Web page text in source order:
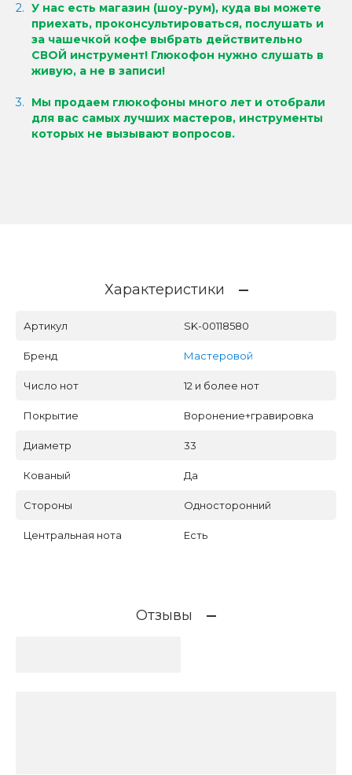
У нас есть магазин (шоу-рум), куда вы можете
приехать, проконсультироваться, послушать и
за чашечкой кофе выбрать действительно
СВОЙ инструмент! Глюкофон нужно слушать в
живую, а не в записи!
Мы продаем глюкофоны много лет и отобрали
для вас самых лучших мастеров, инструменты
которых не вызывают вопросов.
Характеристики
Артикул SK-00118580
Бренд Мастеровой
Число нот 12 и более нот
Покрытие Воронение+гравировка
Диаметр 33
Кованый Да
Стороны Односторонний
Центральная нота Есть
Отзывы